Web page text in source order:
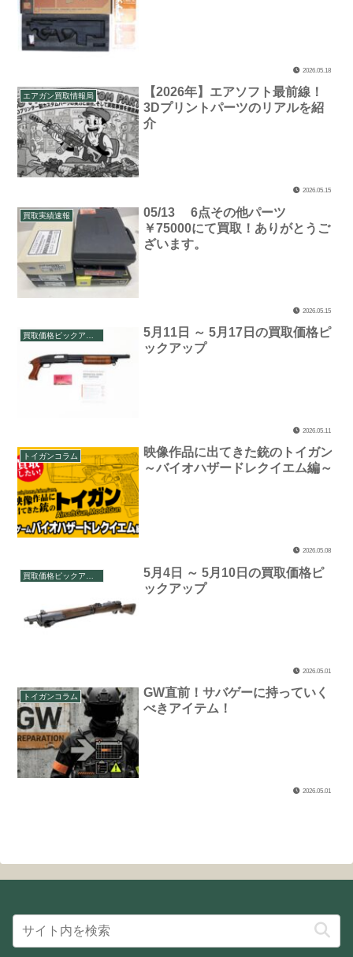
2026.05.18
エアガン買取情報局
【2026年】エアソフト最前線！
3Dプリントパーツのリアルを紹
介
2026.05.15
買取実績速報
05/13 6点その他パーツ
￥75000にて買取！ありがとうご
ざいます。
2026.05.15
買取価格ピックアップ
5月11日 ～ 5月17日の買取価格ピ
ックアップ
2026.05.11
トイガンコラム
映像作品に出てきた銃のトイガン
～バイオハザードレクイエム編～
2026.05.08
買取価格ピックアップ
5月4日 ～ 5月10日の買取価格ピ
ックアップ
2026.05.01
トイガンコラム
GW直前！サバゲーに持っていく
べきアイテム！
2026.05.01